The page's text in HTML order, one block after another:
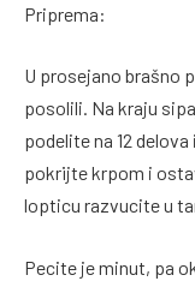
Priprema:
U prosejano brašno
posolili. Na kraju
podelite na 12
pokrijte krpom i
lopticu razvucite u
Pecite je minut, pa